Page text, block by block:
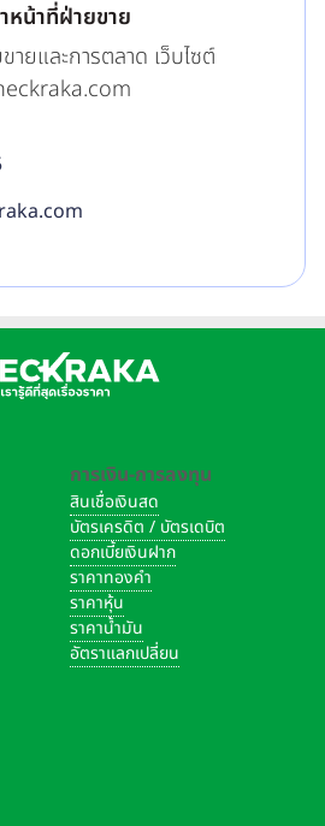
หน้าที่ฝ่ายขาย
ายและการตลาด เว็บไซต์
การเงิน-การลงทุน
สินเชื่อเงินสด
บัตรเครดิต / บัตรเดบิต
ดอกเบี้ยเงินฝาก
ราคาทองคำ
ราคาหุ้น
ราคาน้ำมัน
อัตราแลกเปลี่ยน